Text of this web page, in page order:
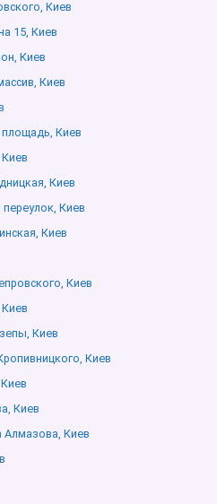
Киев
15, Киев
Киев
Киев
площадь, Киев
Киев
Киев
Киев
Киев
Киев
Киев
Киев
Алмазова, Киев